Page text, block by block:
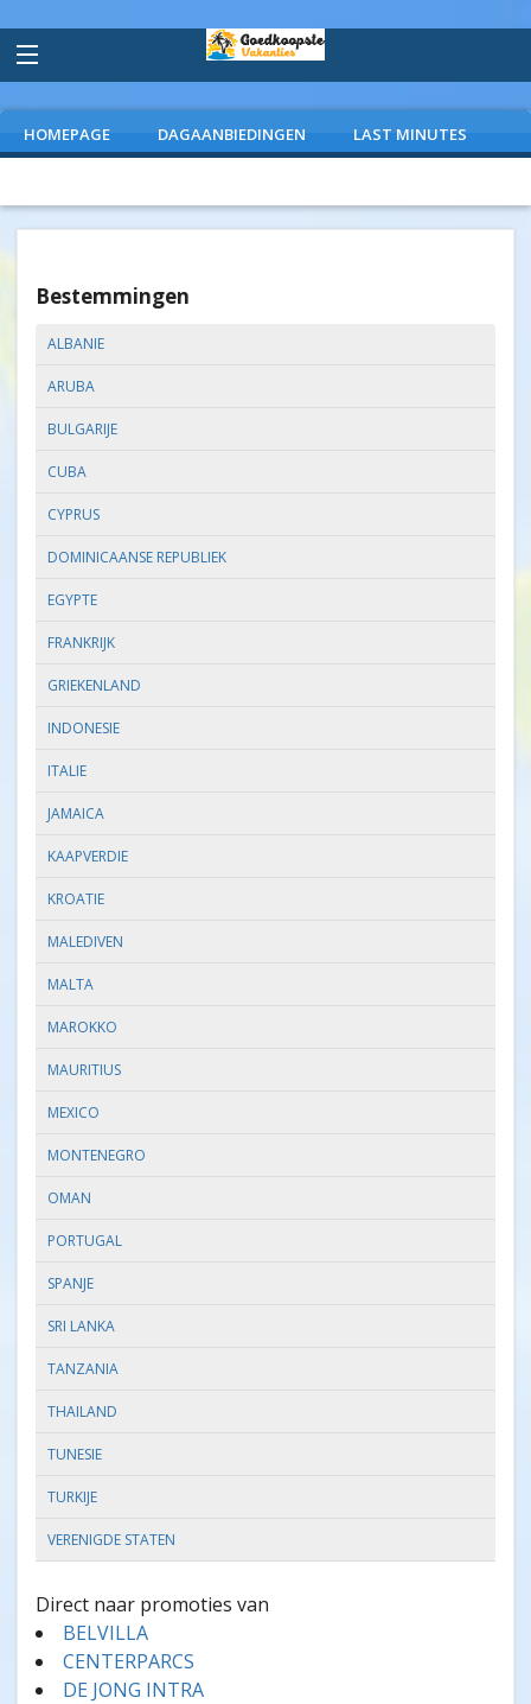
HOMEPAGE DAGAANBIEDINGEN LAST MINUTES
Bestemmingen
ALBANIE
ARUBA
BULGARIJE
CUBA
CYPRUS
DOMINICAANSE REPUBLIEK
EGYPTE
FRANKRIJK
GRIEKENLAND
INDONESIE
ITALIE
JAMAICA
KAAPVERDIE
KROATIE
MALEDIVEN
MALTA
MAROKKO
MAURITIUS
MEXICO
MONTENEGRO
OMAN
PORTUGAL
SPANJE
SRI LANKA
TANZANIA
THAILAND
TUNESIE
TURKIJE
VERENIGDE STATEN
Direct naar promoties van
BELVILLA
CENTERPARCS
DE JONG INTRA